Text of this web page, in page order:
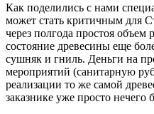
Как поделились с нами
может стать критичным для
через полгода простоя объем
состояние древесины еще
сушняк и гниль. Деньги на
мероприятий (санитарную
реализации то же самой
заказнике уже просто нечего